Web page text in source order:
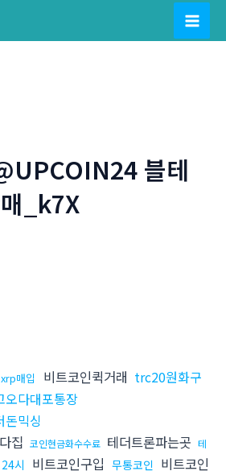
Main
블테
_k7X
xrp매입 비트코인퀵거래 trc20원화구
오다대포통장
돈믹싱
집 코인현금화수수료 테더트론파는곳 테
시 비트코인구입 무통코인 비트코인